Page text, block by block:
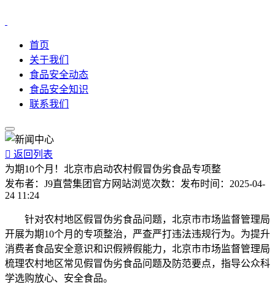
首页
关于我们
食品安全动态
食品安全知识
联系我们
 返回列表
为期10个月！北京市启动农村假冒伪劣食品专项整
发布者： J9直营集团官方网站浏览次数： 发布时间： 2025-04-
24 11:24
针对农村地区假冒伪劣食品问题，北京市市场监督管理局
开展为期10个月的专项整治，严查严打违法违规行为。为提升
消费者食品安全意识和识假辨假能力，北京市市场监督管理局
梳理农村地区常见假冒伪劣食品问题及防范要点，指导公众科
学选购放心、安全食品。